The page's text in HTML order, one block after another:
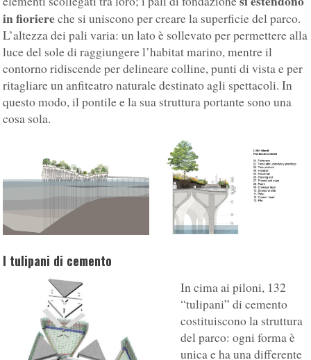
in fioriereche si uniscono per creare la superficie del parco.
L’altezza dei pali varia: un lato è sollevato per permettere alla
luce del sole di raggiungere l’habitat marino, mentre il
contorno ridiscende per delineare colline, punti di vista e per
ritagliare un anfiteatro naturale destinato agli spettacoli. In
questo modo, il pontile e la sua struttura portante sono una
cosa sola.
I tulipani di cemento
In cima ai piloni, 132
“tulipani” di cemento
costituiscono la struttura
del parco: ogni forma è
unica e ha una differente